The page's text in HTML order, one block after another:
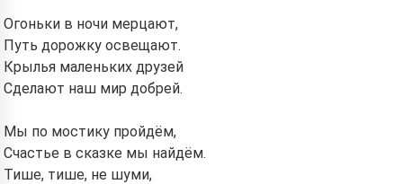
Огоньки в ночи мерцают,
Путь дорожку освещают.
Крылья маленьких друзей
Сделают наш мир добрей.
Мы по мостику пройдём,
Счастье в сказке мы найдём.
Тише, тише, не шуми,